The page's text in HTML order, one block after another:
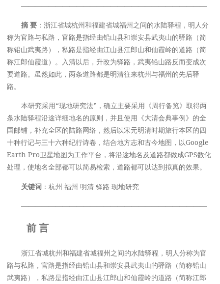
———————————————————————————
摘 要 ：浙江省城杭州和福建省城福州之间的水陆驿程，明人分
称为官路与私路，官路是指经由铅山县和崇安县武夷山的驿路（简
称铅山武夷路），私路是指经由江山县江郎山和仙霞岭的道路（简
称江郎仙霞道）。入清以后，升改为驿路，武夷铅山路反而变成次
要道路。虽然如此，两条道路都是明清往来杭州与福州的先后驿
路。
本研究采用“现地研究法”，确立主要采用《周行备览》取得两
条水陆驿程沿途详细地名的原则，并且使用《大清会典事例》的全
国邮铺，补充全区的陆路网络，然后以宋元明清时期旅行本区的四
十种行记与三十六种纪行诗卷，结合地方志和古今地图，以Google
Earth Pro卫星地图为工作平台，将沿途地名及道路都做成GPS数化
处理，使地名全部都可以简易检索，道路都可以达到拟真的效果。
关键词 ：杭州 福州 明清 驿路 现地研究
———————————————————————————
前 言
浙江省城杭州和福建省城福州之间的水陆驿程，明人分称为官
路与私路，官路是指经由铅山县和崇安县武夷山的驿路（简称铅山
武夷路），私路是指经由江山县江郎山和仙霞岭的道路（简称江郎